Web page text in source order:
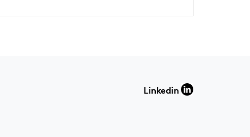
Linkedin